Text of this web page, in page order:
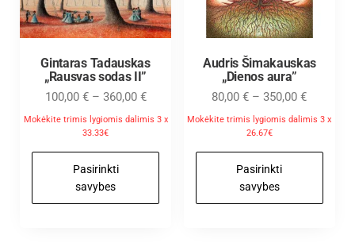
Gintaras Tadauskas
„Rausvas sodas II”
100,00 € – 360,00 €
Mokėkite trimis lygiomis dalimis 3 x
33.33€
Pasirinkti
savybes
Audris Šimakauskas
„Dienos aura”
80,00€ – 350,00€
Mokėkite trimis lygiomis dalimis 3 x
26.67€
Pasirinkti
savybes